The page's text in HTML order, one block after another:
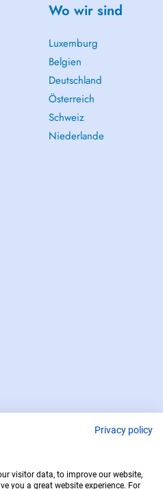
Wo wir sind
Luxemburg
Belgien
Deutschland
Österreich
Schweiz
Niederlande
Privacy policy
visitor data, to improve our website,
you a great website experience. For